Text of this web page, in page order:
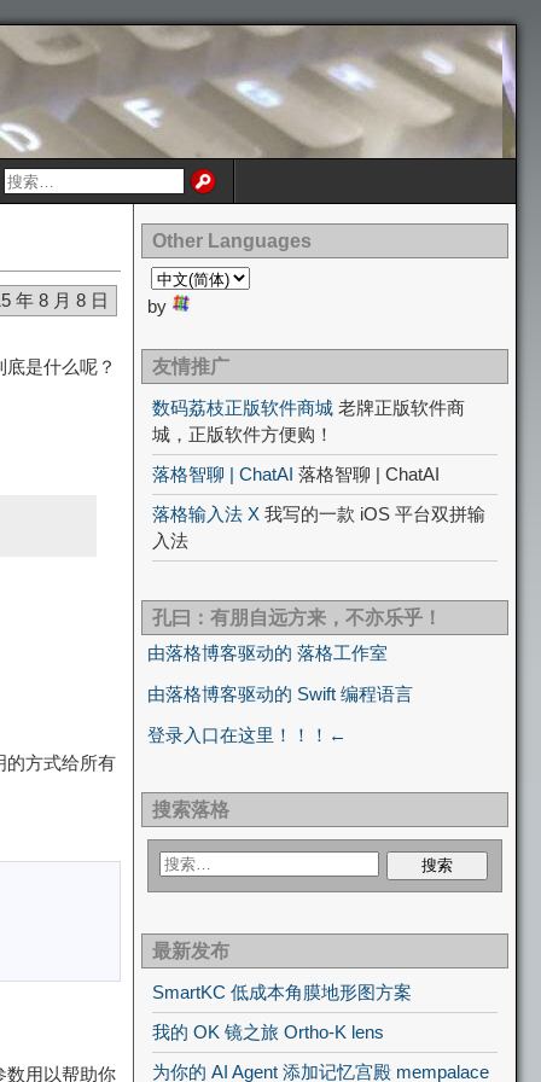
年 8 月 8 日
是什么呢？
的方式给所有
数用以帮助你
Other Languages
by
友情推广
数码荔枝正版软件商城 老牌正版软件商
城，正版软件方便购！
落格智聊 | ChatAI 落格智聊 | ChatAI
落格输入法 X 我写的一款 iOS 平台双拼输
入法
孔曰：有朋自远方来，不亦乐乎！
由落格博客驱动的 落格工作室
由落格博客驱动的 Swift 编程语言
登录入口在这里！！！←
搜索落格
最新发布
SmartKC 低成本角膜地形图方案
我的 OK 镜之旅 Ortho-K lens
为你的 AI Agent 添加记忆宫殿 mempalace